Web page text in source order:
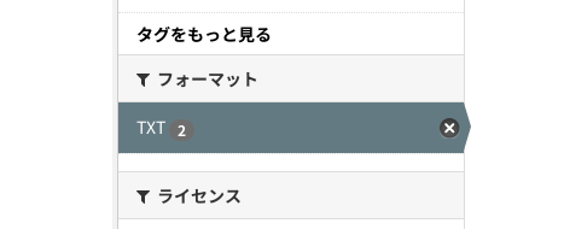
タグをもっと見る
フォーマット
TXT 2
ライセンス